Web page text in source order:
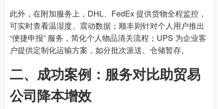
此外，在附加服务上，DHL、FedEx 提供货物全程监控，
可实时查看温湿度、震动数据；顺丰则针对个人用户推出
“便捷申报” 服务，简化个人物品清关流程；UPS 为企业客
户提供定制化运输方案，如分批次派送、仓储暂存。
二、成功案例：服务对比助贸易
公司降本增效